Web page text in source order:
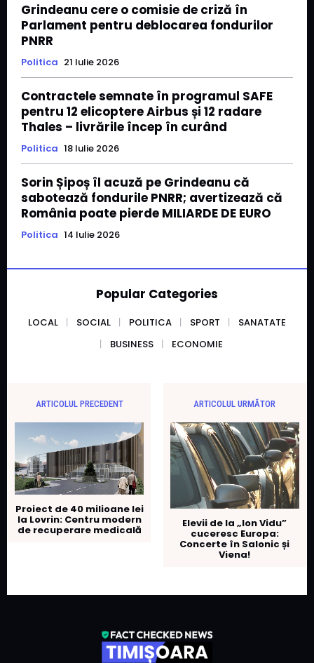
Grindeanu cere o comisie de criză în
Parlament pentru deblocarea fondurilor
PNRR
Politica 21 Iulie 2026
Contractele semnate în programul SAFE
pentru 12 elicoptere Airbus și 12 radare
Thales – livrările încep în curând
Politica 18 Iulie 2026
Sorin Șipoș îl acuză pe Grindeanu că
sabotează fondurile PNRR; avertizează că
România poate pierde MILIARDE DE EURO
Politica 14 Iulie 2026
Popular Categories
LOCAL SOCIAL POLITICA SPORT
SANATATE
BUSINESS
ECONOMIE
ARTICOLUL PRECEDENT
Proiect de 40 milioane lei
la Lovrin: Centru modern
de recuperare medicală
ARTICOLUL URMĂTOR
Elevii de la „Ion Vidu”
cuceresc Europa:
Concerte în Salonic și
Viena!